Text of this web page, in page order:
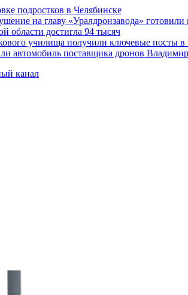
подростков в Челябинске
на главу «Уралдронзавода»
области достигла 94 тысяч
училища получили ключевые посты
автомобиль поставщика дронов
канал